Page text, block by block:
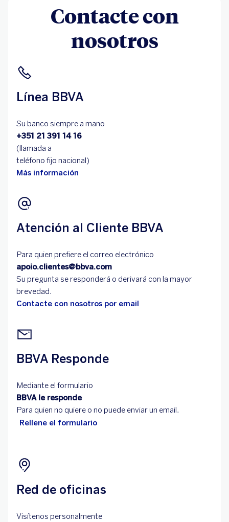
Contacte con
nosotros
Línea BBVA
Su banco siempre a mano
+351 21 391 14 16
(llamada a
teléfono fijo nacional)
Más información
Atención al Cliente BBVA
Para quien prefiere el correo electrónico
apoio.clientes@bbva.com
Su pregunta se responderá o derivará con la mayor
brevedad.
Contacte con nosotros por email
BBVA Responde
Mediante el formulario
BBVA le responde
Para quien no quiere o no puede enviar un email.
Rellene el formulario
Red de oficinas
Visítenos personalmente